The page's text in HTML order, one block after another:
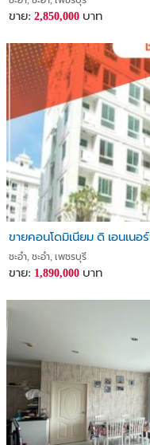
ขาย: 2,850,000 บาท
ขายคอนโดมิเนียม ดิ เอนเน
ชะอำ, ชะอำ, เพชรบุรี
ขาย: 1,890,000 บาท